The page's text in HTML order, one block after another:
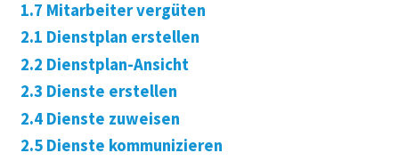
1.7 Mitarbeiter vergüten
2.1 Dienstplan erstellen
2.2 Dienstplan-Ansicht
2.3 Dienste erstellen
2.4 Dienste zuweisen
2.5 Dienste kommunizieren